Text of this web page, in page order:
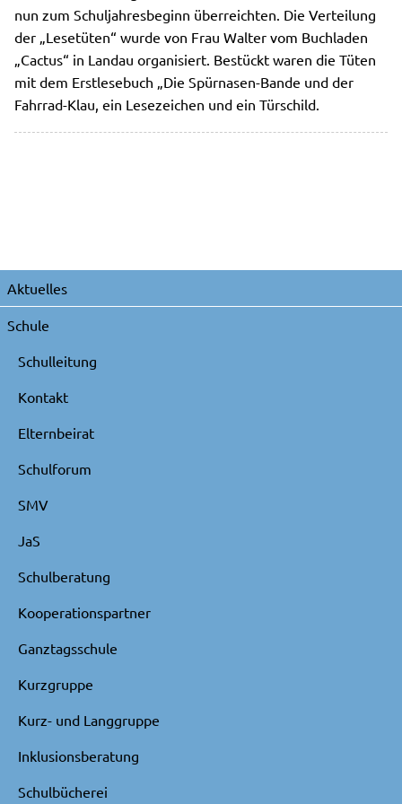
nun zum Schuljahresbeginn überreichten. Die Verteilung
der „Lesetüten“ wurde von Frau Walter vom Buchladen
„Cactus“ in Landau organisiert. Bestückt waren die Tüten
mit dem Erstlesebuch „Die Spürnasen-Bande und der
Fahrrad-Klau, ein Lesezeichen und ein Türschild.
Navigation
überspringen
Aktuelles
Schule
Schulleitung
Kontakt
Elternbeirat
Schulforum
SMV
JaS
Schulberatung
Kooperationspartner
Ganztagsschule
Kurzgruppe
Kurz- und Langgruppe
Inklusionsberatung
Schulbücherei